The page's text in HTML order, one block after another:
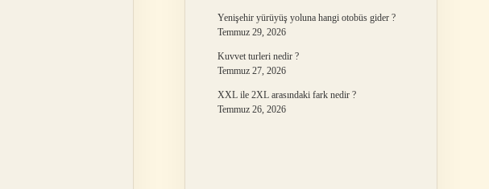
Yenişehir yürüyüş yoluna hangi otobüs gider ?
Temmuz 29, 2026
Kuvvet turleri nedir ?
Temmuz 27, 2026
XXL ile 2XL arasındaki fark nedir ?
Temmuz 26, 2026